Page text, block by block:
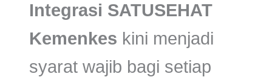
Integrasi SATUSEHAT
Kemenkes kini menjadi
syarat wajib bagi setiap